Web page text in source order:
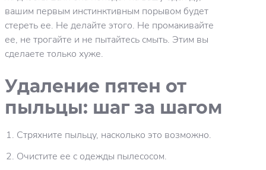
вашим первым инстинктивным порывом будет
стереть ее. Не делайте этого. Не промакивайте
ее, не трогайте и не пытайтесь смыть. Этим вы
сделаете только хуже.
Удаление пятен от
пыльцы: шаг за шагом
Стряхните пыльцу, насколько это возможно.
Очистите ее с одежды пылесосом.